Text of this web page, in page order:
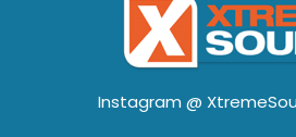
Instagram @